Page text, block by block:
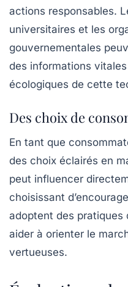
actions responsables.
universitaires et les
gouvernementales
des informations
écologiques de cette
Des choix de
En tant que
des choix éclairés en
peut influencer
choisissant
adoptent des pratiques
aider à orienter le
vertueuses.